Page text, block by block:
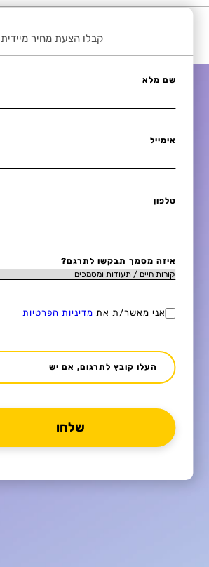
קבלו הצעת מחיר מיידית
שם מלא
אימייל
טלפון
איזה מסמך תבקשו לתרגם?
אני מאשר/ת את מדיניות הפרטיות
העלו קובץ לתרגום, אם יש